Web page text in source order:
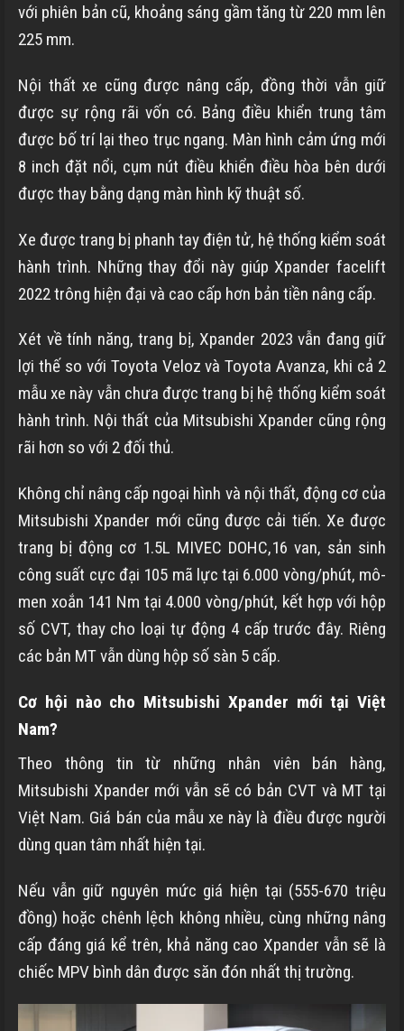
với phiên bản cũ, khoảng sáng gầm tăng từ 220 mm lên
225 mm.
Nội thất xe cũng được nâng cấp, đồng thời vẫn giữ
được sự rộng rãi vốn có. Bảng điều khiển trung tâm
được bố trí lại theo trục ngang. Màn hình cảm ứng mới
8 inch đặt nổi, cụm nút điều khiển điều hòa bên dưới
được thay bằng dạng màn hình kỹ thuật số.
Xe được trang bị phanh tay điện tử, hệ thống kiểm soát
hành trình. Những thay đổi này giúp Xpander facelift
2022 trông hiện đại và cao cấp hơn bản tiền nâng cấp.
Xét về tính năng, trang bị, Xpander 2023 vẫn đang giữ
lợi thế so với Toyota Veloz và Toyota Avanza, khi cả 2
mẫu xe này vẫn chưa được trang bị hệ thống kiểm soát
hành trình. Nội thất của Mitsubishi Xpander cũng rộng
rãi hơn so với 2 đối thủ.
Không chỉ nâng cấp ngoại hình và nội thất, động cơ của
Mitsubishi Xpander mới cũng được cải tiến. Xe được
trang bị động cơ 1.5L MIVEC DOHC,16 van, sản sinh
công suất cực đại 105 mã lực tại 6.000 vòng/phút, mô-
men xoắn 141 Nm tại 4.000 vòng/phút, kết hợp với hộp
số CVT, thay cho loại tự động 4 cấp trước đây. Riêng
các bản MT vẫn dùng hộp số sàn 5 cấp.
Cơ hội nào cho Mitsubishi Xpander mới tại Việt
Nam?
Theo thông tin từ những nhân viên bán hàng,
Mitsubishi Xpander mới vẫn sẽ có bản CVT và MT tại
Việt Nam. Giá bán của mẫu xe này là điều được người
dùng quan tâm nhất hiện tại.
Nếu vẫn giữ nguyên mức giá hiện tại (555-670 triệu
đồng) hoặc chênh lệch không nhiều, cùng những nâng
cấp đáng giá kể trên, khả năng cao Xpander vẫn sẽ là
chiếc MPV bình dân được săn đón nhất thị trường.